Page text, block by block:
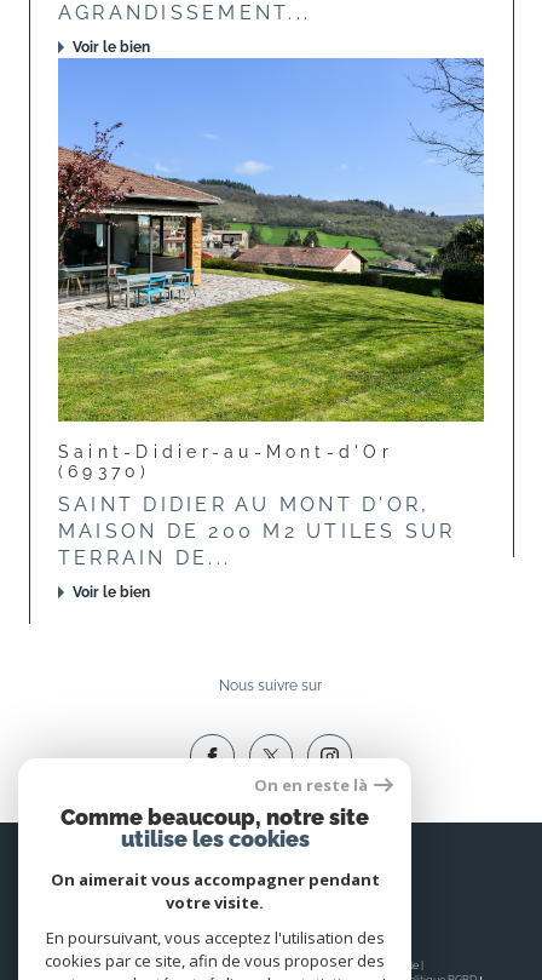
AGRANDISSEMENT...
Voir le bien
Saint-Didier-au-Mont-d'Or
(69370)
SAINT DIDIER AU MONT D'OR,
MAISON DE 200 M2 UTILES SUR
TERRAIN DE...
Voir le bien
Nous suivre sur
Espace
PROPRIÉTAIRE
Se connecter
© 2026 | Tous droits réservés | Traduction powered by Google |
On en reste là
Comme beaucoup, notre site
utilise les cookies
On aimerait vous accompagner pendant
votre visite.
En poursuivant, vous acceptez l'utilisation des
cookies par ce site, afin de vous proposer des